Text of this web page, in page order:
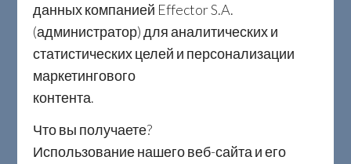
данных компанией Effector S.A.
(администратор) для аналитических и
статистических целей и персонализации
маркетингового
Что вы получаете?
Использование нашего веб-сайта и его
развития осознания того, что
ответственность за качество и
окружающую среду является
компанию.